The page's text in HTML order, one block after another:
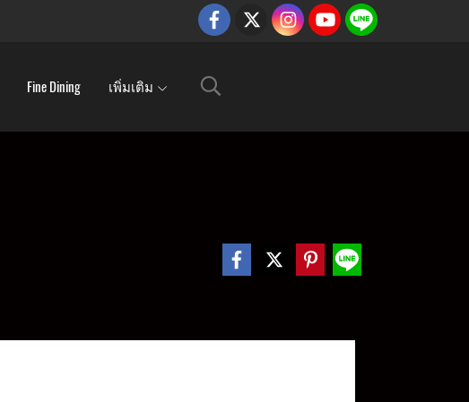
Fine Dining เพิ่มเติม